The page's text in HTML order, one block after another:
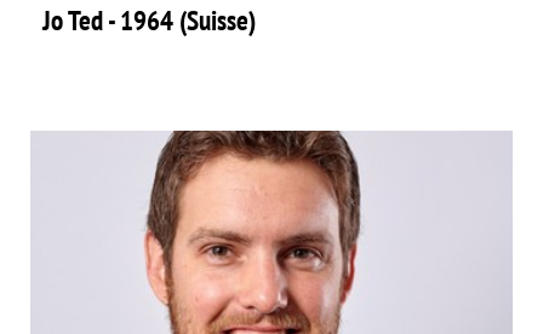
Jo Ted - 1964 (Suisse)